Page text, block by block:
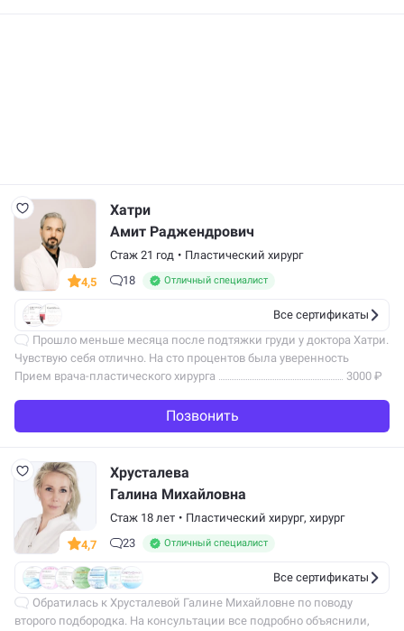
4,5
Хатри
Амит Раджендрович
Стаж 21 год • Пластический хирург
18
Отличный специалист
Все сертификаты
Прошло меньше месяца после подтяжки груди у доктора Хатри.
Чувствую себя отлично. На сто процентов была уверенность
во враче и клинике, не ошиблась. Профессионально сделали меня
Прием врача-пластического хирурга 3000 ₽
Позвонить
4,7
Хрусталева
Галина Михайловна
Стаж 18 лет • Пластический хирург, хирург
23
Отличный специалист
Все сертификаты
Обратилась к Хрусталевой Галине Михайловне по поводу
второго подбородка. На консультации все подробно объяснили,